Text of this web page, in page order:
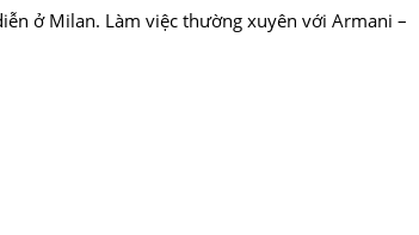
ở Milan. Làm việc thường xuyên với Armani –